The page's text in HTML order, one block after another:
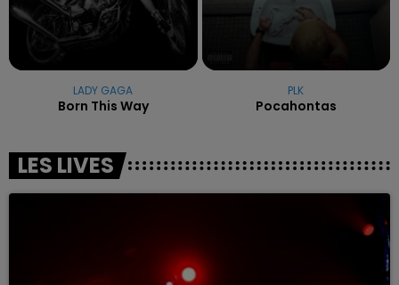
LADY GAGA
Born This Way
PLK
Pocahontas
LES LIVES